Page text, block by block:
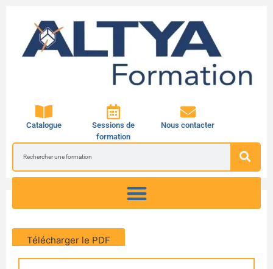
Catalogue
Sessions de
formation
Nous contacter
Télécharger le PDF